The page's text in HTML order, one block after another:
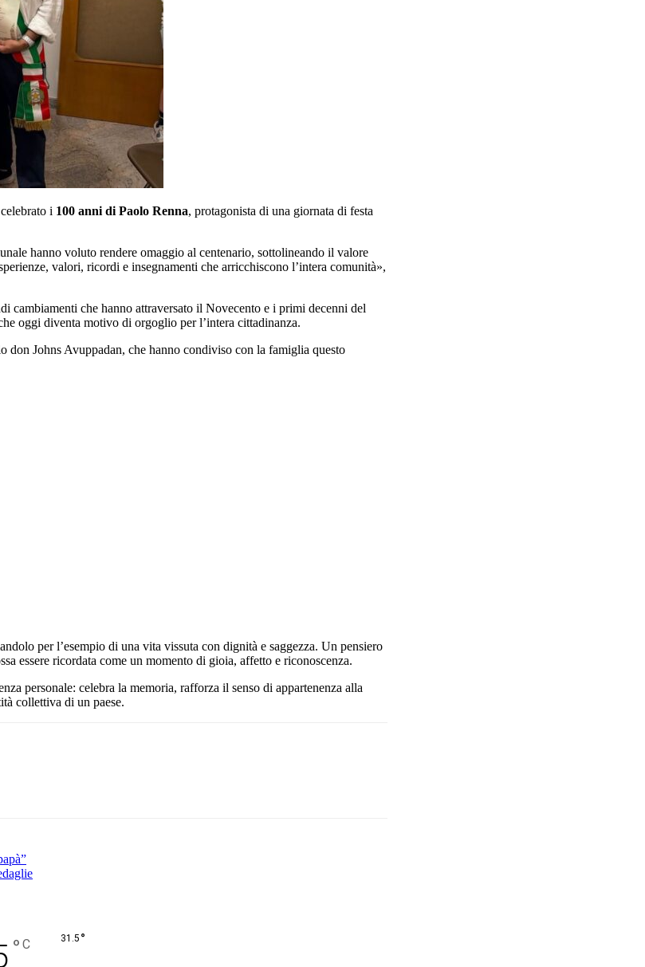
i 100 anni di Paolo Renna, protagonista di una giornata di festa
hanno voluto rendere omaggio al centenario, sottolineando il valore
valori, ricordi e insegnamenti che arricchiscono l’intera comunità»,
cambiamenti che hanno attraversato il Novecento e i primi decenni del
oggi diventa motivo di orgoglio per l’intera cittadinanza.
Johns Avuppadan, che hanno condiviso con la famiglia questo
per l’esempio di una vita vissuta con dignità e saggezza. Un pensiero
essere ricordata come un momento di gioia, affetto e riconoscenza.
personale: celebra la memoria, rafforza il senso di appartenenza alla
collettiva di un paese.
° C 31.5 °